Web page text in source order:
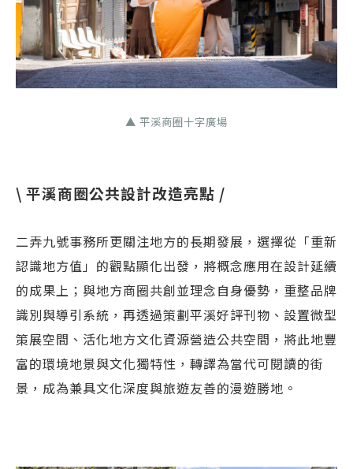
▲ 平溪商圈十字廣場
\ 平溪商圈公共設計改造亮點 /
二弄九號事務所更關注地方的長期發展，選擇從「重新
認識地方值」的觀點顯化出發，將概念應用在設計延續
的成果上；與地方商圈共創並理念自身優勢，重整品牌
識別與導引系統，再透過策劃平溪好評刊物、設置微型
策展空間、活化地方文化資源營造公共空間，將此地豐
富的環境地景與文化獨特性，轉譯為當代可閱讀的街
景，成為兼具文化深度與旅遊友善的漫遊勝地。